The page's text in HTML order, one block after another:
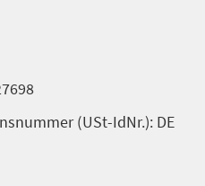
(USt-IdNr.): DE